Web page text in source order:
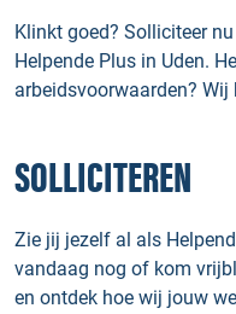
Klinkt goed? Solliciteer
Helpende Plus in Uden.
arbeidsvoorwaarden? Wij
SOLLICITEREN
Zie jij jezelf al als
vandaag nog of kom
en ontdek hoe wij jouw